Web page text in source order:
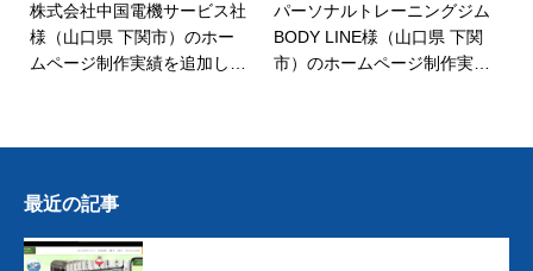
株式会社中国電機サービス社
様（山口県 下関市）のホー
ムページ制作実績を追加しま
パーソナルトレーニングジム
BODY LINE様（山口県 下関
市）のホームページ制作実績
最近の記事